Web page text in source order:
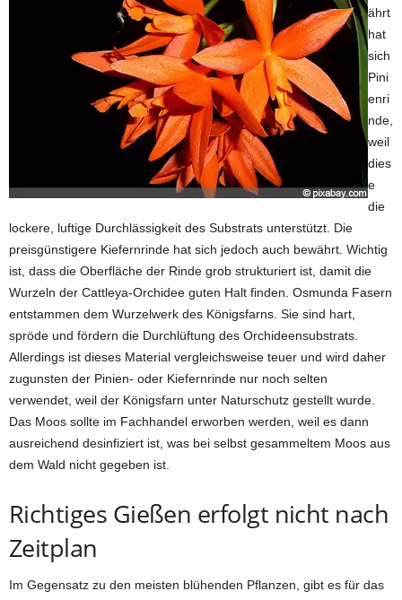
ährt
hat
sich
Pini
enri
nde,
weil
dies
e
die
lockere, luftige Durchlässigkeit des Substrats unterstützt. Die
preisgünstigere Kiefernrinde hat sich jedoch auch bewährt. Wichtig
ist, dass die Oberfläche der Rinde grob strukturiert ist, damit die
Wurzeln der Cattleya-Orchidee guten Halt finden. Osmunda Fasern
entstammen dem Wurzelwerk des Königsfarns. Sie sind hart,
spröde und fördern die Durchlüftung des Orchideensubstrats.
Allerdings ist dieses Material vergleichsweise teuer und wird daher
zugunsten der Pinien- oder Kiefernrinde nur noch selten
verwendet, weil der Königsfarn unter Naturschutz gestellt wurde.
Das Moos sollte im Fachhandel erworben werden, weil es dann
ausreichend desinfiziert ist, was bei selbst gesammeltem Moos aus
dem Wald nicht gegeben ist.
Richtiges Gießen erfolgt nicht nach
Zeitplan
Im Gegensatz zu den meisten blühenden Pflanzen, gibt es für das